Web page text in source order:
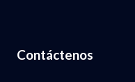
Contáctenos